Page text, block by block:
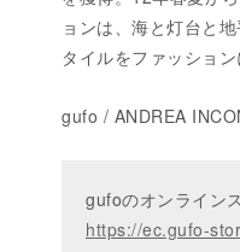
ョンは、海と灯台と
タイルをファッショ
gufo / ANDREA
gufoのオンライン
https://ec.gufo-